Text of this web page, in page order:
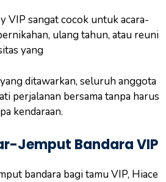
VIP sangat cocok untuk acara-
ulang tahun, atau reuni
yang
ditawarkan, seluruh anggota
perjalanan bersama tanpa harus
kendaraan.
Jemput Bandara VIP
bandara bagi tamu VIP, Hiace